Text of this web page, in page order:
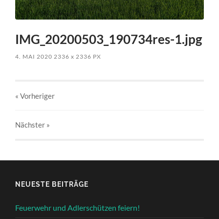
IMG_20200503_190734res-1.jpg
4. MAI 2020 2336x 2336 PX
« Vorheriger
Nächster »
NEUESTE BEITRÄGE
Feuerwehr und Adlerschützen feiern!